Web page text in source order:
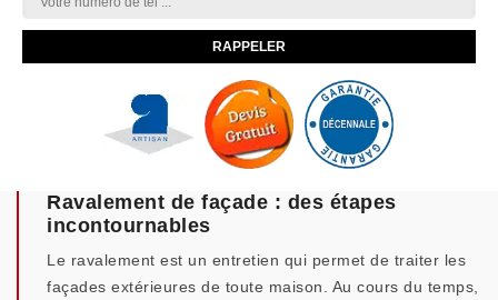
Ravalement de façade : des étapes
incontournables
Le ravalement est un entretien qui permet de traiter les
façades extérieures de toute maison. Au cours du temps,